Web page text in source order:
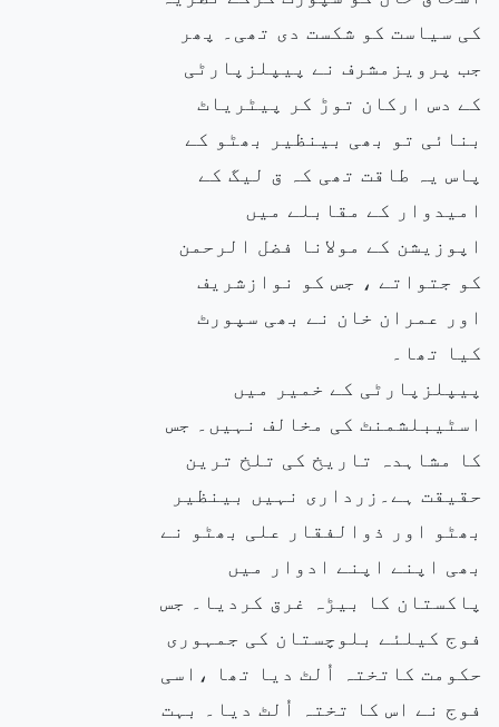
کی سیاست کو شکست دی تھی۔ پھر
جب پرویزمشرف نے پیپلزپارٹی
کے دس ارکان توڑ کر پیٹریاٹ
بنائی تو بھی بینظیر بھٹو کے
پاس یہ طاقت تھی کہ ق لیگ کے
امیدوار کے مقابلے میں
اپوزیشن کے مولانا فضل الرحمن
کو جتواتے ، جس کو نوازشریف
اور عمران خان نے بھی سپورٹ
کیا تھا۔
پیپلزپارٹی کے خمیر میں
اسٹیبلشمنٹ کی مخالف نہیں۔ جس
کا مشاہدہ تاریخ کی تلخ ترین
حقیقت ہے۔زرداری نہیں بینظیر
بھٹو اور ذوالفقار علی بھٹو نے
بھی اپنے اپنے ادوار میں
پاکستان کا بیڑہ غرق کردیا۔ جس
فوج کیلئے بلوچستان کی جمہوری
حکومت کاتختہ اُلٹ دیا تھا ،اسی
فوج نے اس کا تختہ اُلٹ دیا۔ بہت